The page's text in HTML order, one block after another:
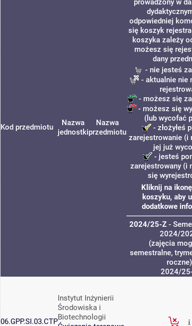
Kod przedmiotu
Nazwa
jednostki
Nazwa
przedmiotu
prowadzony w
odpowiedniej
się koszyk
koszyka zależy
możesz się
dany
- nie jesteś
- aktualnie nie
- możesz się
- możesz się
(lub wycofać
- złożyłeś
zarejestrowanie (i
jej już
- jesteś
zarejestrowany (i
się
Kliknij na
koszyku, aby
dodatkowe
2024/25-Z -
2024/
(zajęcia
semestralne,
roczne)
2024/
06.GPP.SI.03.CTP
Instytut Inżynierii
Środowiska i
Biotechnologii